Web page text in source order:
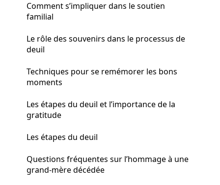
Comment s’impliquer dans le soutien
familial
Le rôle des souvenirs dans le processus de
deuil
Techniques pour se remémorer les bons
moments
Les étapes du deuil et l’importance de la
gratitude
Les étapes du deuil
Questions fréquentes sur l’hommage à une
grand-mère décédée